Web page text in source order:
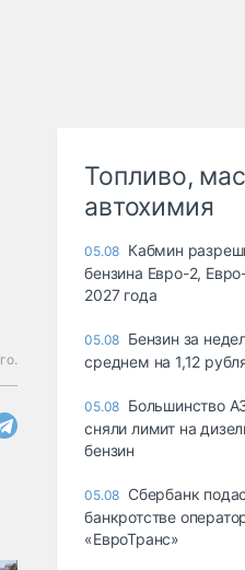
Топливо,
автохимия
05.08 Кабмин
бензина Евро-2,
2027 года
05.08 Бензин за
среднем на 1,12
05.08 Большинство
сняли лимит на
бензин
05.08 Сбербанк
банкротстве
«ЕвроТранс»